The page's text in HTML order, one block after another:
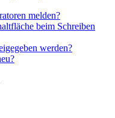
melden?
beim Schreiben
werden?